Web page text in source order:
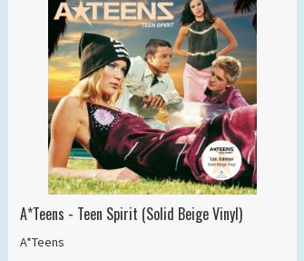
A*Teens - Teen Spirit (Solid Beige Vinyl)
A*Teens